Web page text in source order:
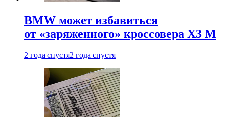
BMW может избавиться
от «заряженного» кроссовера X3 M
2 года спустя2 года спустя